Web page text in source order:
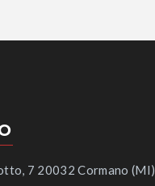
7 20032 Cormano (MI)